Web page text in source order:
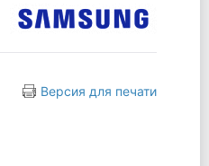
Версия для печати